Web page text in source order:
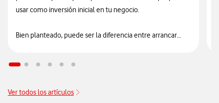
usar como inversión inicial en tu negocio.
Bien planteado, puede ser la diferencia entre arrancar
Ver todos los artículos